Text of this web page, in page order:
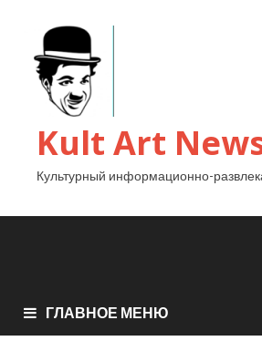
Kult Art
Культурный информационно-
ГЛАВНОЕ МЕНЮ